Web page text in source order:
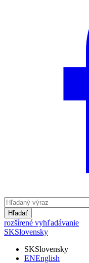
Hľadať
rozšírené vyhľadávanie
SKSlovensky
SKSlovensky
ENEnglish